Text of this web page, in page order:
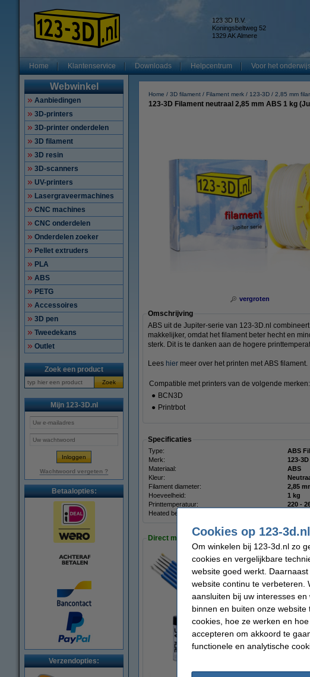
123 3D B.V.
Koningsbeltweg 52
1329 AK Almere
Home Klantenservice Downloads Helpcentrum Voor het
Webwinkel
Aanbiedingen
3D-printers
3D-printer onderdelen
3D filament
3D resin
3D-scanners
UV-printers
Lasergraveermachines
CNC machines
CNC onderdelen
Onderdelen zoeker
Pellet extruders
PLA
ABS
PETG
Accessoires
3D pen
Tweedekans
Outlet
Zoek een product
Zoek
Mijn 123-3D.nl
Wachtwoord vergeten ?
Betaalopties:
Verzendopties:
Home 3D filament Filament merk 123-3D 2,85 mm
123-3D Filament neutraal 2,85 mm ABS 1 kg
vergroten
Omschrijving
ABS uit de Jupiter-serie van 123-3D.nl
makkelijker, omdat het filament beter hecht en
sterk. Dit is te danken aan de hogere
Lees hier meer over het printen met ABS filament.
Compatible met printers van de volgende merken:
● BCN3D
● Printrbot
Specificaties
Type: ABS
Merk:
123-3D
Materiaal:
ABS
Kleur:
Filament diameter:
2,85
Hoeveelheid:
1 kg
Printtemperatuur:
220 -
Heated bed temp:
Direct meebestellen
3D print nabewerking set
€ 9,50
3DLAC hechtspray (400 ml)
€ 11,50
Cookies op 123-3d.nl
Om winkelen bij 123-3d.nl zo
cookies en vergelijkbare
website goed werkt.
website continu te verbeteren.
aansluiten bij uw interesses
binnen en buiten onze website
cookies, hoe ze werken en
accepteren om akkoord te
functionele en analytische